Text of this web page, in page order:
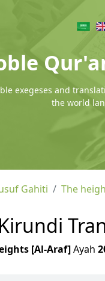
exegeses and
the world
Gahiti The
[Al-Araf]Ayah